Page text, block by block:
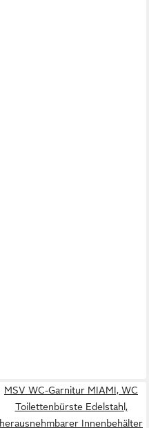
MSV WC-Garnitur MIAMI, WC
Toilettenbürste Edelstahl,
herausnehmbarer Innenbehälter